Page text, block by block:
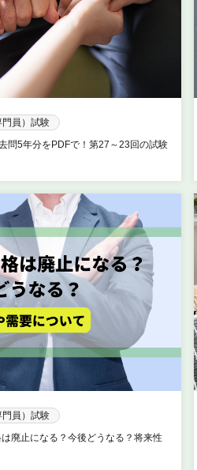
員）試験
問5年分をPDFで！第27～23回の試験
員）試験
廃止になる？今後どうなる？将来性